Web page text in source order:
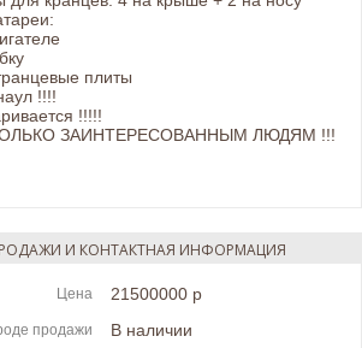
плиты
!!!!
!!!!!
ТОЛЬКО ЗАИНТЕРЕСОВАННЫМ ЛЮДЯМ !!!
И КОНТАКТНАЯ ИНФОРМАЦИЯ
Цена
продажи
21500000 р
В наличии